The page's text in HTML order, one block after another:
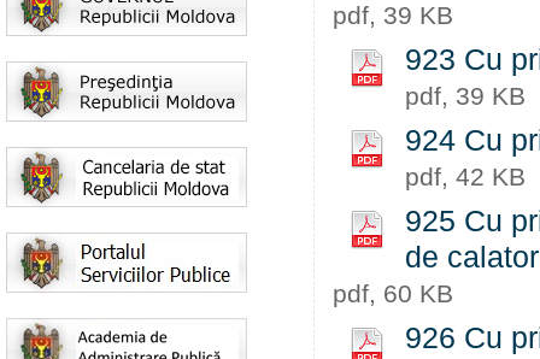
pdf, 39 KB
923 Cu
pdf, 39 KB
924 Cu
pdf, 42 KB
925 Cu
de
pdf, 60 KB
926 Cu